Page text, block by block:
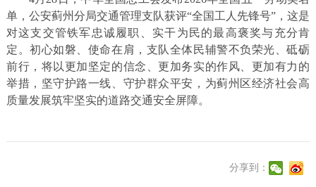
单，公安蓟州分局交通管理支队获评“全国工人先锋号”，这是
对这支交管铁军忠诚履职、实干为民的最高褒奖与充分肯
定。初心如磐、使命在肩，支队全体民辅警不负荣光、砥砺
前行，将以更加坚定的信念、更加务实的作风、更加有力的
举措，坚守护路一线、守护群众平安，为蓟州区经济社会高
质量发展筑牢坚实的道路交通安全屏障。
分享到：